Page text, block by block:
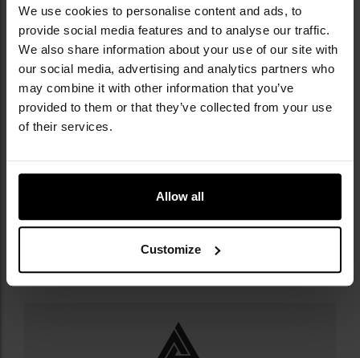
We use cookies to personalise content and ads, to
provide social media features and to analyse our traffic.
We also share information about your use of our site with
our social media, advertising and analytics partners who
may combine it with other information that you’ve
provided to them or that they’ve collected from your use
of their services.
Allow all
Customize
okresie jesiennym oraz wśród suchej roślinności.
MultiCamzyskał uznanie na całym świecie i jest
wykorzystywany przez liczne siły zbrojne oraz
jednostki specjalne. W 2010 roku kamuflaż został
oficjalnie przyjęty przez armię amerykańską jako wzór
kamuflażu dla żołnierzy stacjonujących w
Afganistanie, zastępując wcześniejszy Universal
dostępny dla użytkowników cywilnych, co czyni go
popularnym wyborem wśród entuzjastów militariów
Informacja o producencie i bezpieczeństwo